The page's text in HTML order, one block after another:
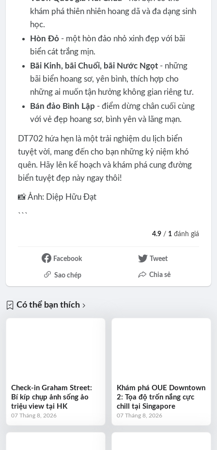
khám phá thiên nhiên hoang dã và đa dạng sinh
học.
Hòn Đỏ- một hòn đảo nhỏ xinh đẹp với bãi
biển cát trắng mịn.
Bãi Kinh, bãi Chuối, bãi Nước Ngọt- những
bãi biển hoang sơ, yên bình, thích hợp cho
những ai muốn tận hưởng không gian riêng tư.
Bán đảo Bình Lập - điểm dừng chân cuối cùng
với vẻ đẹp hoang sơ, bình yên và lãng mạn.
DT702 hứa hẹn là một trải nghiệm du lịch biển
tuyệt vời, mang đến cho bạn những kỷ niệm khó
quên. Hãy lên kế hoạch và khám phá cung đường
biển tuyệt đẹp này ngay thôi!
📸 Ảnh: Diệp Hữu Đạt
```
4.9 / 1 đánh giá
Facebook Tweet
Sao chép Chia sẻ
Có thể bạn thích
Check-in Graham Street:
Bí kíp chụp ảnh sống ảo
triệu view tại HK
07 Tháng 8, 2026
Khám phá OUE Downtown
2: Tọa độ trốn nắng cực
chill tại Singapore
07 Tháng 8, 2026